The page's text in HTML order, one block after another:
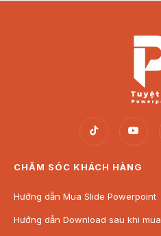
CHĂM SÓC KHÁCH HÀNG
Hướng dẫn Mua Slide Powerpoint
Hướng dẫn Download sau khi mua